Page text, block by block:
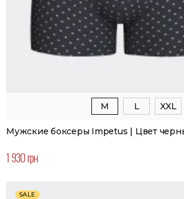
M L XXL
Мужские боксеры Impetus | Цвет
1 930 грн
SALE